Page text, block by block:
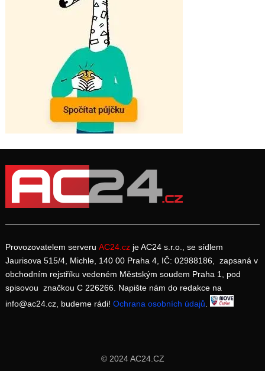
Provozovatelem serveru AC24.cz je AC24 s.r.o., se sídlem
Jaurisova 515/4, Michle, 140 00 Praha 4, IČ: 02988186, zapsaná v
obchodním rejstříku vedeném Městským soudem Praha 1, pod
spisovou značkou C 226266. Napište nám do redakce na
info@ac24.cz, budeme rádi! Ochrana osobních údajů.
© 2024 AC24.CZ